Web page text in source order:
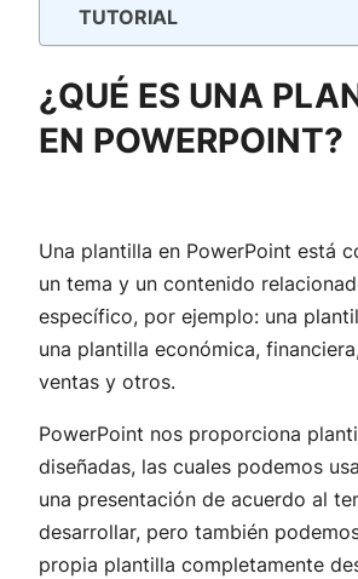
TUTORIAL
¿QUÉ ES UNA
EN POWERPOINT?
Una plantilla en PowerPoint está
un tema y un contenido
específico, por ejemplo: una
una plantilla económica,
ventas y otros.
PowerPoint nos proporciona
diseñadas, las cuales podemos
una presentación de acuerdo al
desarrollar, pero también
propia plantilla completamente